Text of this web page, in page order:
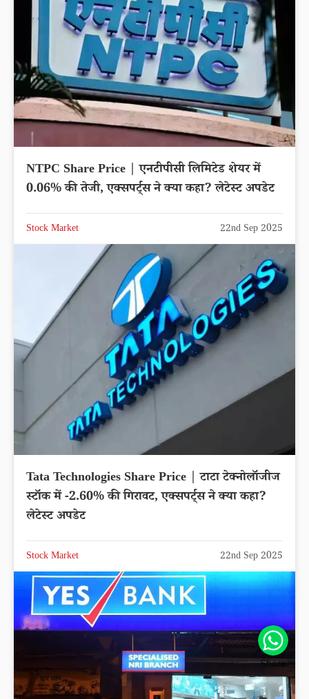
NTPC Share Price | एनटीपीसी लिमिटेड शेयर में
0.06% की तेजी, एक्सपर्ट्स ने क्या कहा? लेटेस्ट अपडेट
Stock Market 22nd Sep 2025
Tata Technologies Share Price | टाटा टेक्नोलॉजीज
स्टॉक में -2.60% की गिरावट, एक्सपर्ट्स ने क्या कहा?
लेटेस्ट अपडेट
Stock Market 22nd Sep 2025
Share